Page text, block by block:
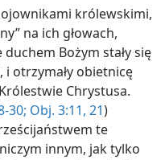
królewskimi,
na ich głowach,
Bożym stały się
i otrzymały obietnicę
Chrystusa.
30; Obj. 3:11, 21)
te
innym, jak tylko